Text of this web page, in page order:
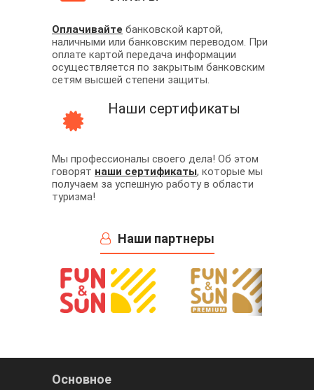
Оплачивайте банковской картой,
наличными или банковским переводом. При
оплате картой передача информации
осуществляется по закрытым банковским
сетям высшей степени защиты.
Наши сертификаты
Мы профессионалы своего дела! Об этом
говорят наши сертификаты, которые мы
получаем за успешную работу в области
туризма!
Наши партнеры
Основное